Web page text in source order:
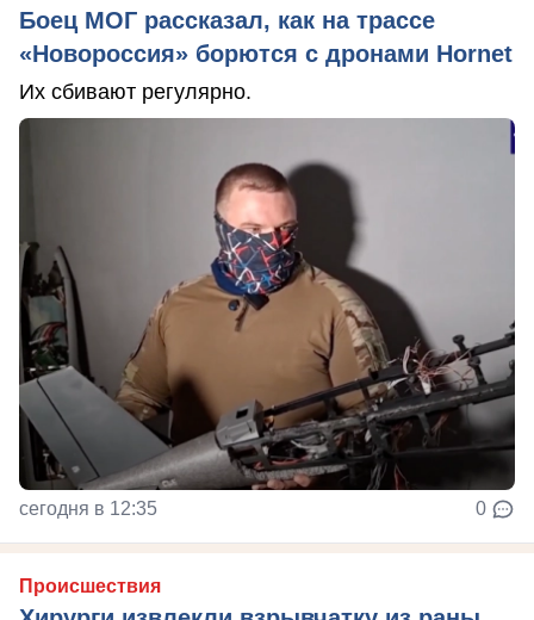
Боец МОГ рассказал, как на трассе
«Новороссия» борются с дронами Hornet
Их сбивают регулярно.
сегодня в 12:35 0
Происшествия